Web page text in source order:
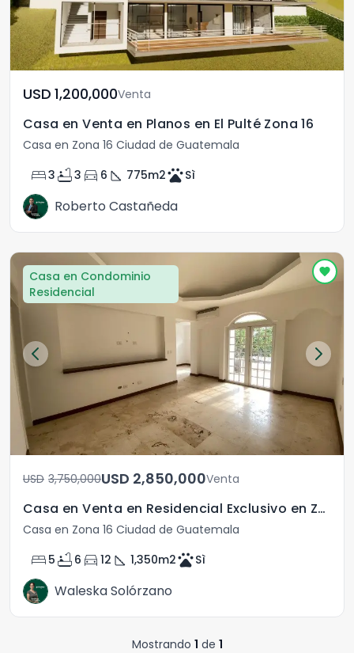
USD	1,200,000Venta
Casa en Venta en Planos en El Pulté Zona 16
Casa en Zona 16 Ciudad de Guatemala
bed3 bathtub3 directions_car 6 square_foot 775m2petsSì
Roberto Castañeda
Casa en Condominio
Residencial
USD	3,750,000 USD	2,850,000Venta
Casa en Venta en Residencial Exclusivo en Zona 16
Casa en Zona 16 Ciudad de Guatemala
bed 5 bathtub 6 directions_car 12 square_foot 1,350m2petsSì
Waleska Solórzano
Mostrando 1 de 1